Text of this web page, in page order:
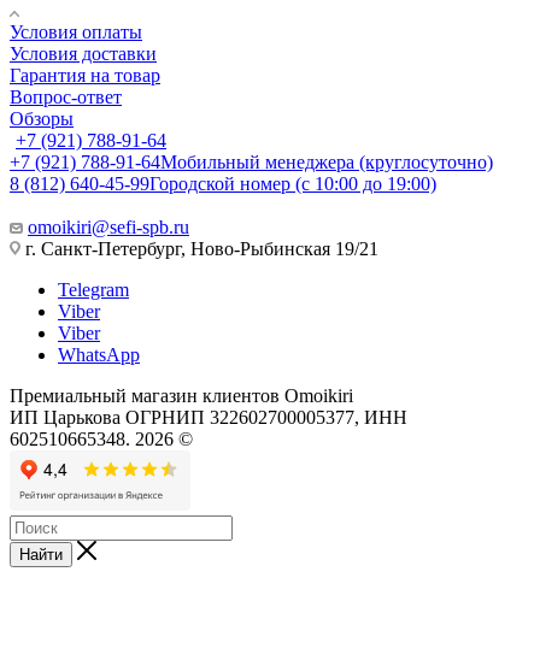
Условия оплаты
Условия доставки
Гарантия на товар
Вопрос-ответ
Обзоры
+7 (921) 788-91-64
+7 (921) 788-91-64Мобильный менеджера (круглосуточно)
8 (812) 640-45-99Городской номер (с 10:00 до 19:00)
omoikiri@sefi-spb.ru
г. Санкт-Петербург, Ново-Рыбинская 19/21
Telegram
Viber
Viber
WhatsApp
Премиальный магазин клиентов Omoikiri
ИП Царькова ОГРНИП 322602700005377, ИНН
602510665348. 2026 ©
Найти